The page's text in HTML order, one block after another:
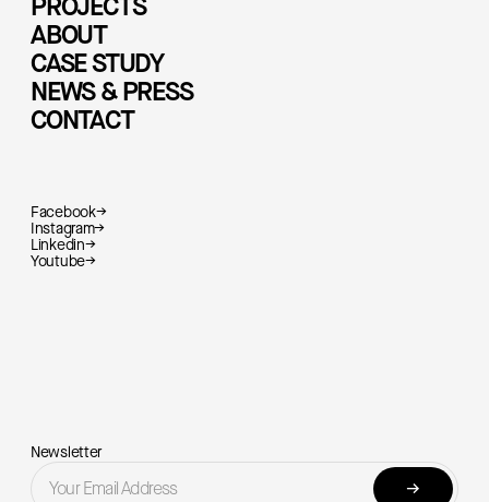
PROJECTS
ABOUT
CASE STUDY
NEWS & PRESS
CONTACT
Facebook→
Instagram→
Linkedin→
Youtube→
Newsletter
→